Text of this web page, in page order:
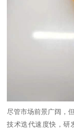
尽管市场前景广阔，
技术迭代速度快，研